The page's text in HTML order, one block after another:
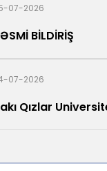
07-2026
BİLDİRİŞ
07-2026
Qızlar